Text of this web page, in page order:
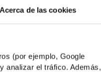
Acerca de las cookies
(por ejemplo, Google
analizar el tráfico. Además,
i Somàlia...